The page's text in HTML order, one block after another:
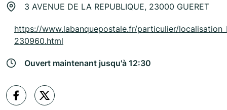
3 AVENUE DE LA REPUBLIQUE, 23000 GUERET
https://www.labanquepostale.fr/particulier/
230960.html
Ouvert maintenant jusqu'à 12:30